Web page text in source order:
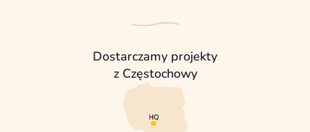
Dostarczamy projekty
z Częstochowy